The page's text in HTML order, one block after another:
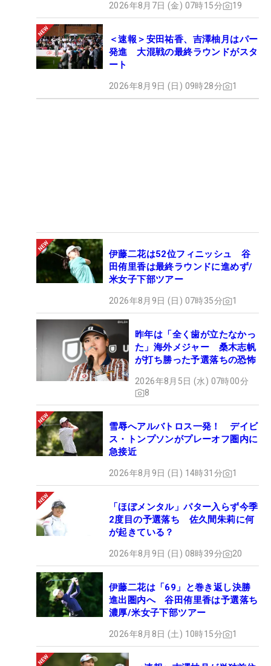
2026年8月7日 (金) 07時15分 19
＜速報＞安田祐香、吉澤柚月はパー
発進 大混戦の最終ラウンドがスタ
ート
2026年8月9日 (日) 09時28分 1
伊藤二花は52位フィニッシュ 谷
田侑里香は最終ラウンドに進めず/
米女子下部ツアー
2026年8月9日 (日) 07時35分 1
昨年は「全く歯が立たなかっ
た」海外メジャー 桑木志帆
が打ち勝った予選落ちの恐怖
2026年8月5日 (水) 07時00分
8
雪辱へアルバトロス一発！ デイビ
ス・トンプソンがプレーオフ圏内に
急接近
2026年8月9日 (日) 14時31分 1
「ほぼメンタル」パター入らず今季
2度目の予選落ち 佐久間朱莉に何
が起きている？
2026年8月9日 (日) 08時39分 20
伊藤二花は「69」と巻き返し決勝
進出圏内へ 谷田侑里香は予選落ち
濃厚/米女子下部ツアー
2026年8月8日 (土) 10時15分 1